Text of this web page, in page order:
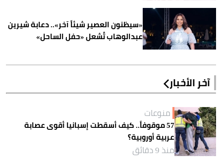
«سيظنون العصير شيئاً آخر».. دعابة شيرين
عبدالوهاب تُشعل «حفل الساحل»
آخر الأخبار
منوعات
57 موقوفاً.. كيف أسقطت إسبانيا أقوى عصابة
عربية أوروبية؟
منذ 9 دقائق